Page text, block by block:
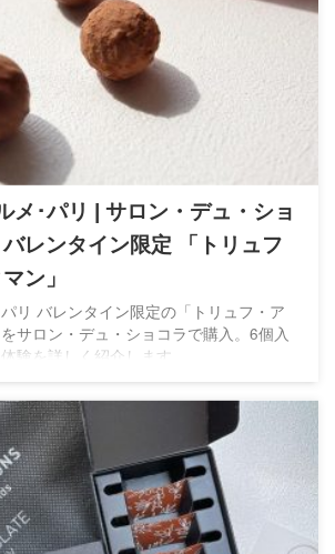
メ･パリ | サロン・デュ・ショ
レンタイン限定 「トリュフ
ン」
リ バレンタイン限定の「トリュフ・ア
サロン・デュ・ショコラで購入。6個入
験を詳しく紹介します。